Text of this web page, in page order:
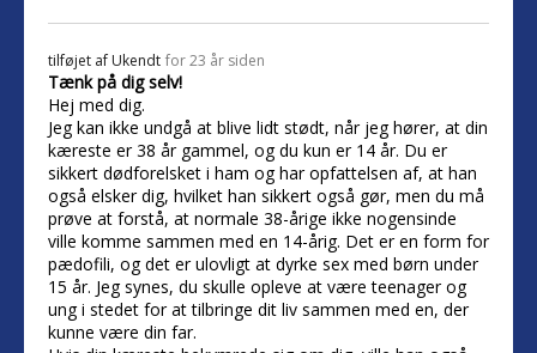
tilføjet af Ukendt for 23 år siden
Tænk på dig selv!
Hej med dig.
Jeg kan ikke undgå at blive lidt stødt, når jeg hører, at din
kæreste er 38 år gammel, og du kun er 14 år. Du er
sikkert dødforelsket i ham og har opfattelsen af, at han
også elsker dig, hvilket han sikkert også gør, men du må
prøve at forstå, at normale 38-årige ikke nogensinde
ville komme sammen med en 14-årig. Det er en form for
pædofili, og det er ulovligt at dyrke sex med børn under
15 år. Jeg synes, du skulle opleve at være teenager og
ung i stedet for at tilbringe dit liv sammen med en, der
kunne være din far.